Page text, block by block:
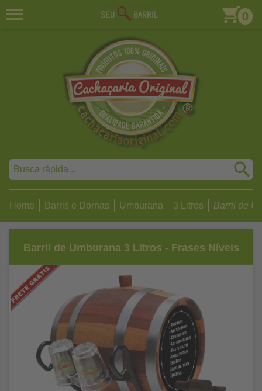
0
Home Barris e Dornas Umburana 3 Litros Barril de
Barril de Umburana 3 Litros - Frases Níveis